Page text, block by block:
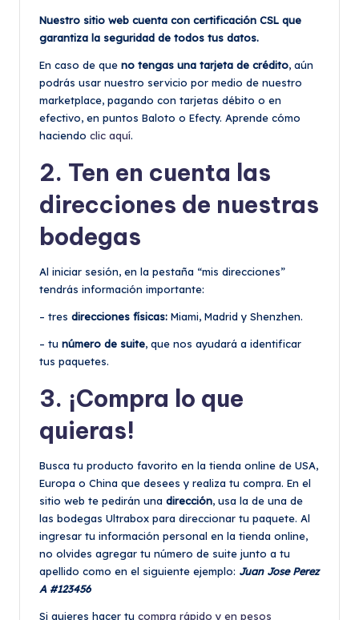
Nuestro sitio web cuenta con certificación CSL que
garantiza la seguridad de todos tus datos.
En caso de que no tengas una tarjeta de crédito, aún
podrás usar nuestro servicio por medio de nuestro
marketplace, pagando con tarjetas débito o en
efectivo, en puntos Baloto o Efecty. Aprende cómo
haciendo clic aquí.
2. Ten en cuenta las
direcciones de nuestras
bodegas
Al iniciar sesión, en la pestaña “mis direcciones”
tendrás información importante:
– tres direcciones físicas: Miami, Madrid y Shenzhen.
– tu número de suite, que nos ayudará a identificar
tus paquetes.
3. ¡Compra lo que
quieras!
Busca tu producto favorito en la tienda online de USA,
Europa o China que desees y realiza tu compra. En el
sitio web te pedirán una dirección, usa la de una de
las bodegas Ultrabox para direccionar tu paquete. Al
ingresar tu información personal en la tienda online,
no olvides agregar tu número de suite junto a tu
apellido como en el siguiente ejemplo: Juan Jose Perez
A #123456
Si quieres hacer tu compra rápido y en pesos